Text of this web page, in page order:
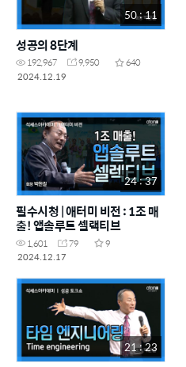
50 : 11
성공의 8단계
192,967 9,950
640
2024.12.19
24 : 37
필수시청 | 애터미 비전 : 1조 매
출! 앱솔루트 셀랙티브
1,601 79
9
2024.12.17
21 : 23